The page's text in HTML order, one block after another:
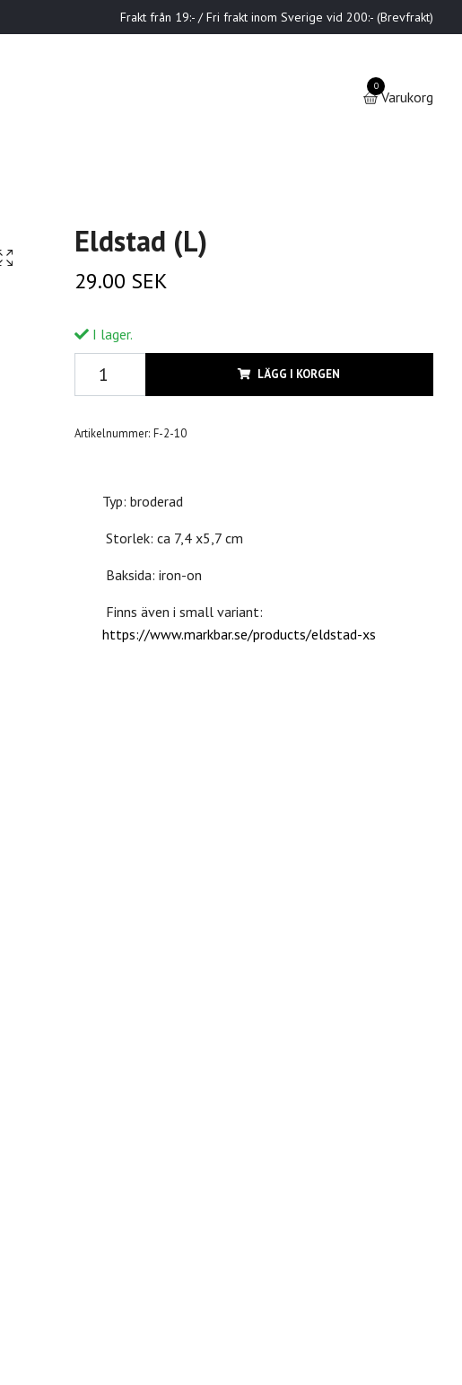
Frakt från 19:- / Fri frakt inom Sverige vid 200:- (Brevfrakt)
0
Varukorg
Eldstad (L)
29.00 SEK
I lager.
LÄGG I KORGEN
Artikelnummer: F-2-10
Typ: broderad
Storlek: ca 7,4 x5,7 cm
Baksida: iron-on
Finns även i small variant:
https://www.markbar.se/products/eldstad-xs